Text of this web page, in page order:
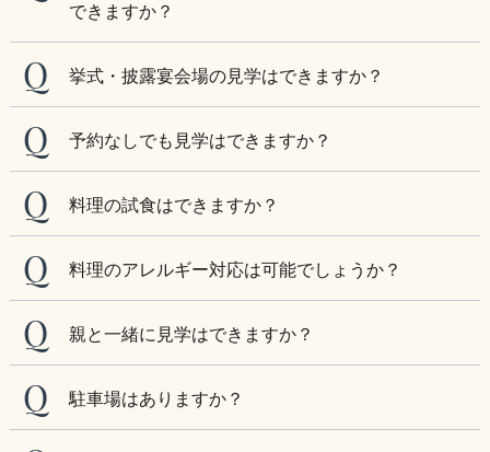
できますか？
挙式・披露宴会場の見学はできますか？
予約なしでも見学はできますか？
料理の試食はできますか？
料理のアレルギー対応は可能でしょうか？
親と一緒に見学はできますか？
駐車場はありますか？